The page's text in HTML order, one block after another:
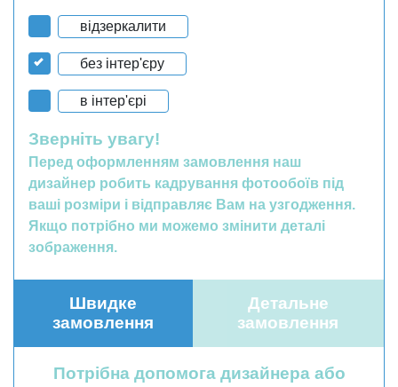
відзеркалити
без інтер'єру
в інтер'єрі
Зверніть увагу!
Перед оформленням замовлення наш
дизайнер робить кадрування фотообоїв під
ваші розміри і відправляє Вам на узгодження.
Якщо потрібно ми можемо змінити деталі
зображення.
Швидке
замовлення
Детальне
замовлення
Потрібна допомога дизайнера або